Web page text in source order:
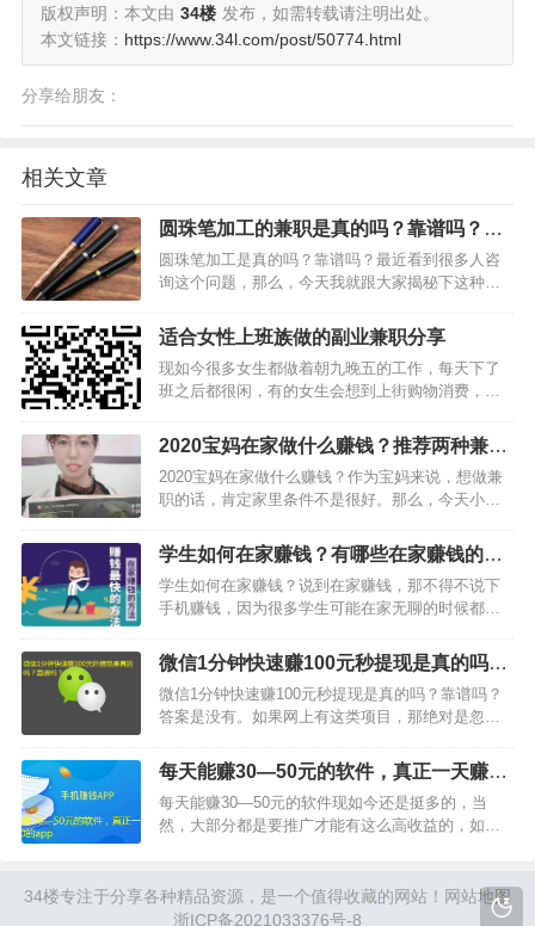
版权声明：本文由 34楼 发布，如需转载请注明出处。
本文链接： https://www.34l.com/post/50774.html
分享给朋友：
相关文章
圆珠笔加工的兼职是真的吗？靠谱吗？我
来揭秘下吧
圆珠笔加工是真的吗？靠谱吗？最近看到很多人咨
询这个问题，那么，今天我就跟大家揭秘下这种加
小物件早就实现乐全面机械化，依靠手工加工圆珠
笔的时代早已过去。目前就算有，都是一些假冒的
骗局。大部分这类骗局…
适合女性上班族做的副业兼职分享
现如今很多女生都做着朝九晚五的工作，每天下了
班之后都很闲，有的女生会想到上街购物消费，有
赚钱。那么，今天小编主要跟大家分享几种适合女
性上班族做的副业兼职，想要在家空闲时间做副业
赚钱的女生，就好好看…
2020宝妈在家做什么赚钱？推荐两种兼职
项目给你
2020宝妈在家做什么赚钱？作为宝妈来说，想做兼
职的话，肯定家里条件不是很好。那么，今天小编
钱，另外一种是做任务赚钱，具体，大家往下看操
作方案吧。第一种：玩游戏赚钱玩游戏赚钱是现在
比较火的一种兼职，…
学生如何在家赚钱？有哪些在家赚钱的方
法
学生如何在家赚钱？说到在家赚钱，那不得不说下
手机赚钱，因为很多学生可能在家无聊的时候都喜
者用手机找人聊聊天什么的，再或者就是拍视频。
那么，你想完全可以在家找这类型的项目赚钱。…
微信1分钟快速赚100元秒提现是真的吗？
靠谱吗？
微信1分钟快速赚100元秒提现是真的吗？靠谱吗？
答案是没有。如果网上有这类项目，那绝对是忽悠
目，都是赚钱很少的，如果你没有能力没有资源的
话，别说一分钟赚100元了，一天都很难赚100元。
当然，如果…
每天能赚30—50元的软件，真正一天赚30
到50的app
每天能赚30—50元的软件现如今还是挺多的，当
然，大部分都是要推广才能有这么高收益的，如果
呢？哪些推广能达到日赚30-50元呢？下面，小编
就…
34楼专注于分享各种精品资源，是一个值得收藏的网站！ 网站地图
浙ICP备2021033376号-8